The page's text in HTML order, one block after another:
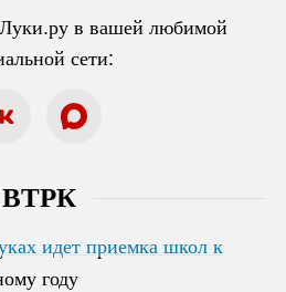
в вашей любимой
сети:
ВТРК
идет приемка школ к
году
идет приемка школ к
году